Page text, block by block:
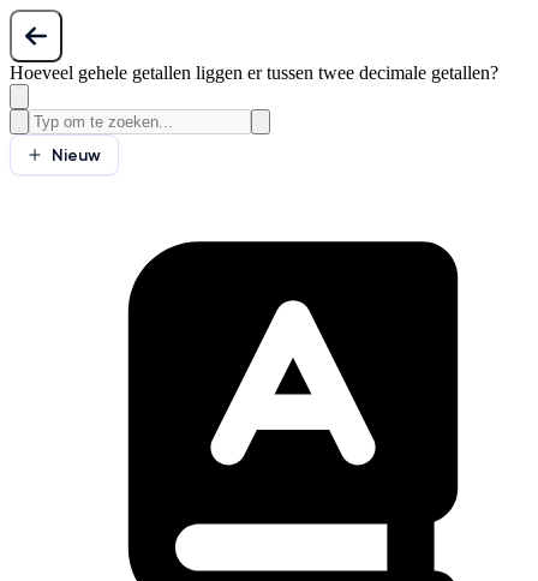
Hoeveel gehele getallen liggen er tussen twee decimale getallen?
Nieuw